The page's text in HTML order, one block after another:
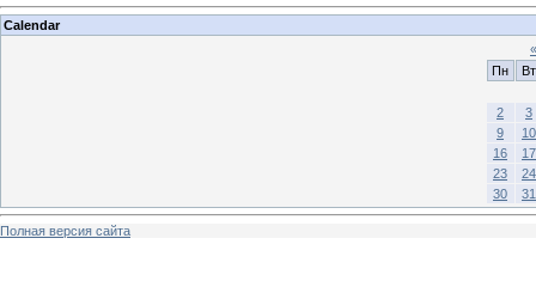
Calendar
«
Пн
Вт
2
3
9
10
16
17
23
24
30
31
Полная версия сайта